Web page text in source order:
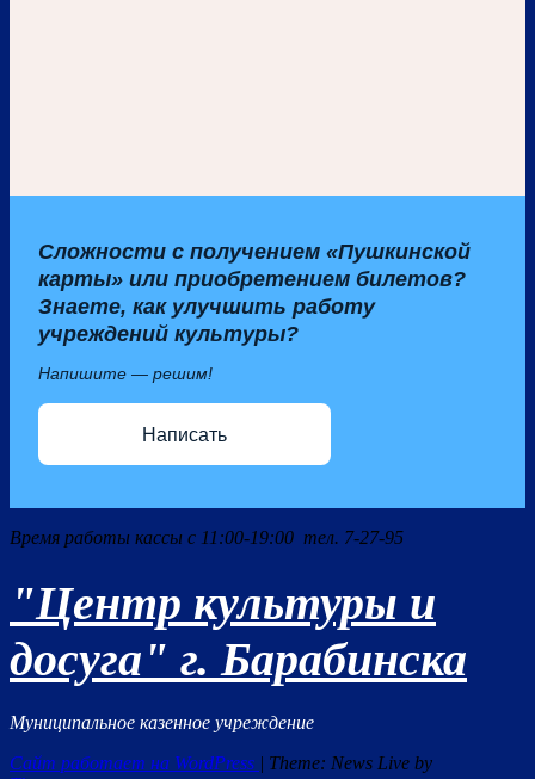
Сложности с получением «Пушкинской
карты» или приобретением билетов?
Знаете, как улучшить работу
учреждений культуры?
Напишите — решим!
Написать
Время работы кассы с 11:00-19:00 тел. 7-27-95
"Центр культуры и
досуга" г. Барабинска
Муниципальное казенное учреждение
Сайт работает на WordPress | Theme: News Live by